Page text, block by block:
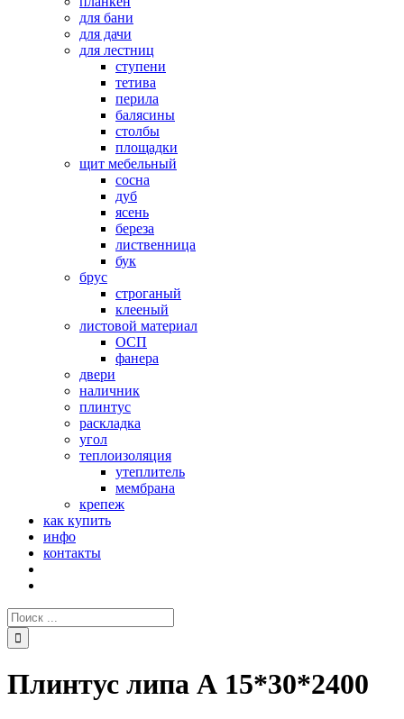
для бани
для дачи
для лестниц
ступени
тетива
перила
балясины
столбы
площадки
щит мебельный
сосна
дуб
ясень
береза
лиственница
бук
брус
строганый
клееный
листовой материал
ОСП
фанера
двери
наличник
плинтус
раскладка
угол
теплоизоляция
утеплитель
мембрана
крепеж
как купить
инфо
контакты
Поиск:
Плинтус липа А 15*30*2400